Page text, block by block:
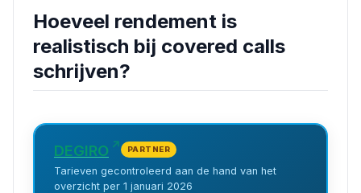
Hoeveel rendement is
realistisch bij covered calls
schrijven?
DEGIRO PARTNER
Tarieven gecontroleerd aan de hand van het
overzicht per 1 januari 2026